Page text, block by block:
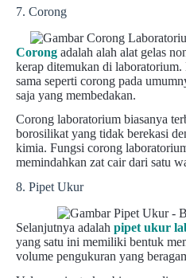
7. Corong
Corong adalah alah alat gelas
kerap ditemukan di
sama seperti corong pada
saja yang membedakan.
Corong laboratorium biasanya
borosilikat yang tidak berekasi
kimia. Fungsi corong
memindahkan zat cair dari satu
8. Pipet Ukur
Selanjutnya adalah pipet ukur
yang satu ini memiliki bentuk
volume pengukuran yang